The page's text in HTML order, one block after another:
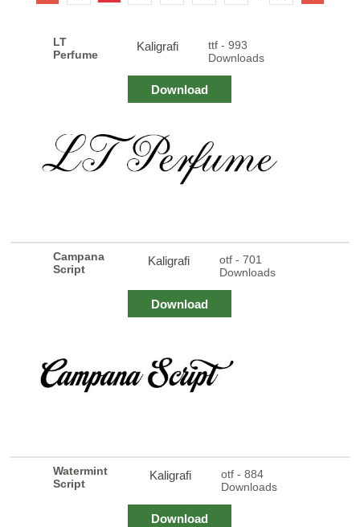
LT
Perfume
Kaligrafi
ttf - 993
Downloads
Download
Campana
Script
Kaligrafi
otf - 701
Downloads
Download
Watermint
Script
Kaligrafi
otf - 884
Downloads
Download